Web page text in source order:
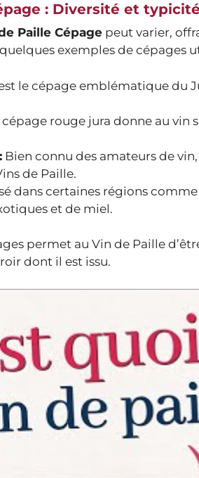
: Diversité et typicité
Paille Cépage peut varier,
exemples de cépages
le cépage emblématique du
cépage rouge jura donne au vin
Bien connu des amateurs de
de Paille.
dans certaines régions
et de miel.
permet au Vin de Paille
dont il est issu.